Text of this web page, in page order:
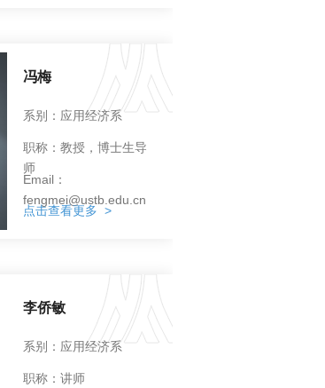
冯梅
系别：应用经济系
职称：教授，博士生导
师
Email：
fengmei@ustb.edu.cn
点击查看更多 >
李侨敏
系别：应用经济系
职称：讲师